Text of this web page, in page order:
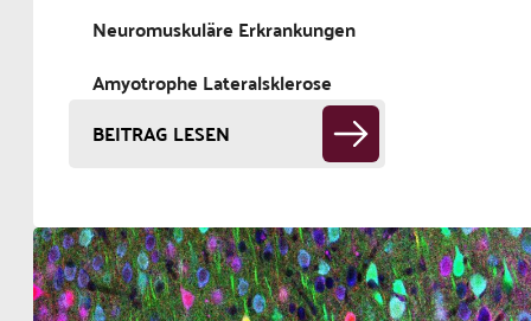
Neuromuskuläre Erkrankungen
Amyotrophe Lateralsklerose
BEITRAG LESEN